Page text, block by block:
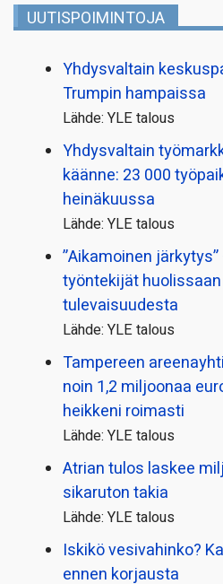
UUTISPOIMINTOJA
Yhdysvaltain
Trumpin hampaissa
Lähde: YLE talous
Yhdysvaltain
käänne: 23 000
heinäkuussa
Lähde: YLE talous
”Aikamoinen
työntekijät
tulevaisuudesta
Lähde: YLE talous
Tampereen
noin 1,2 miljoonaa
heikkeni roimasti
Lähde: YLE talous
Atrian tulos laskee
sikaruton takia
Lähde: YLE talous
Iskikö vesivahinko?
ennen korjausta